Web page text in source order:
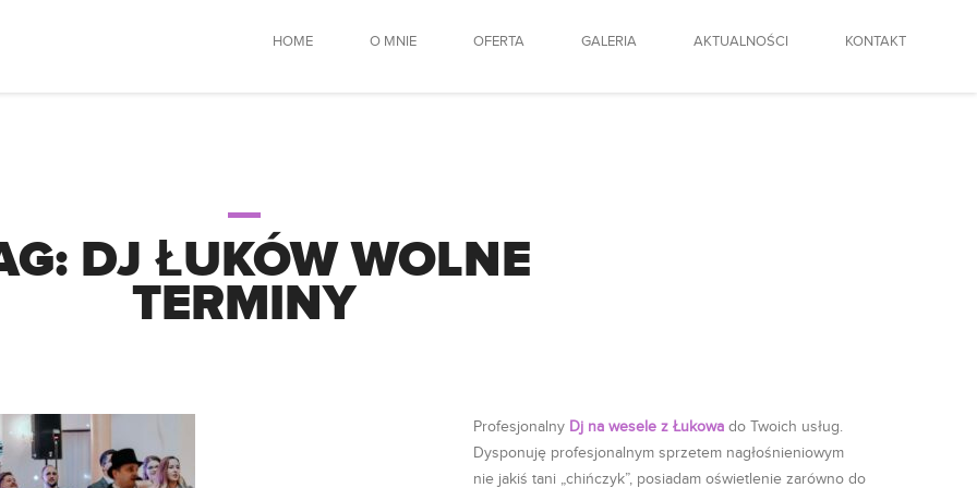
HOME O MNIE OFERTA GALERIA AKTUALNOŚCI KONTAKT
DJ ŁUKÓW WOLNE
TERMINY
Profesjonalny Dj na wesele z Łukowa do Twoich usług.
Dysponuję profesjonalnym sprzetem nagłośnieniowym
nie jakiś tani „chińczyk”, posiadam oświetlenie zarówno do